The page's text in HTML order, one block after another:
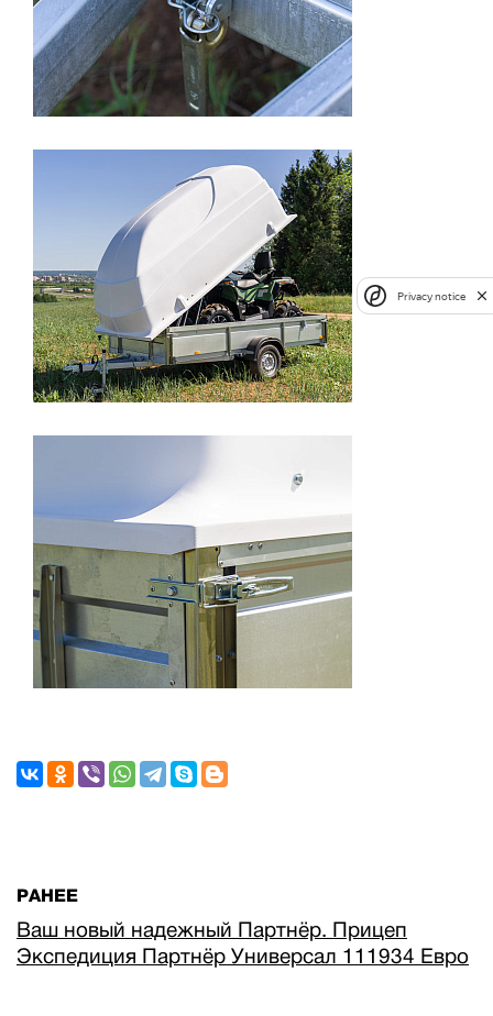
РАНЕЕ
Ваш новый надежный Партнёр. Прицеп
Экспедиция Партнёр Универсал 111934 Евро
Privacy notice